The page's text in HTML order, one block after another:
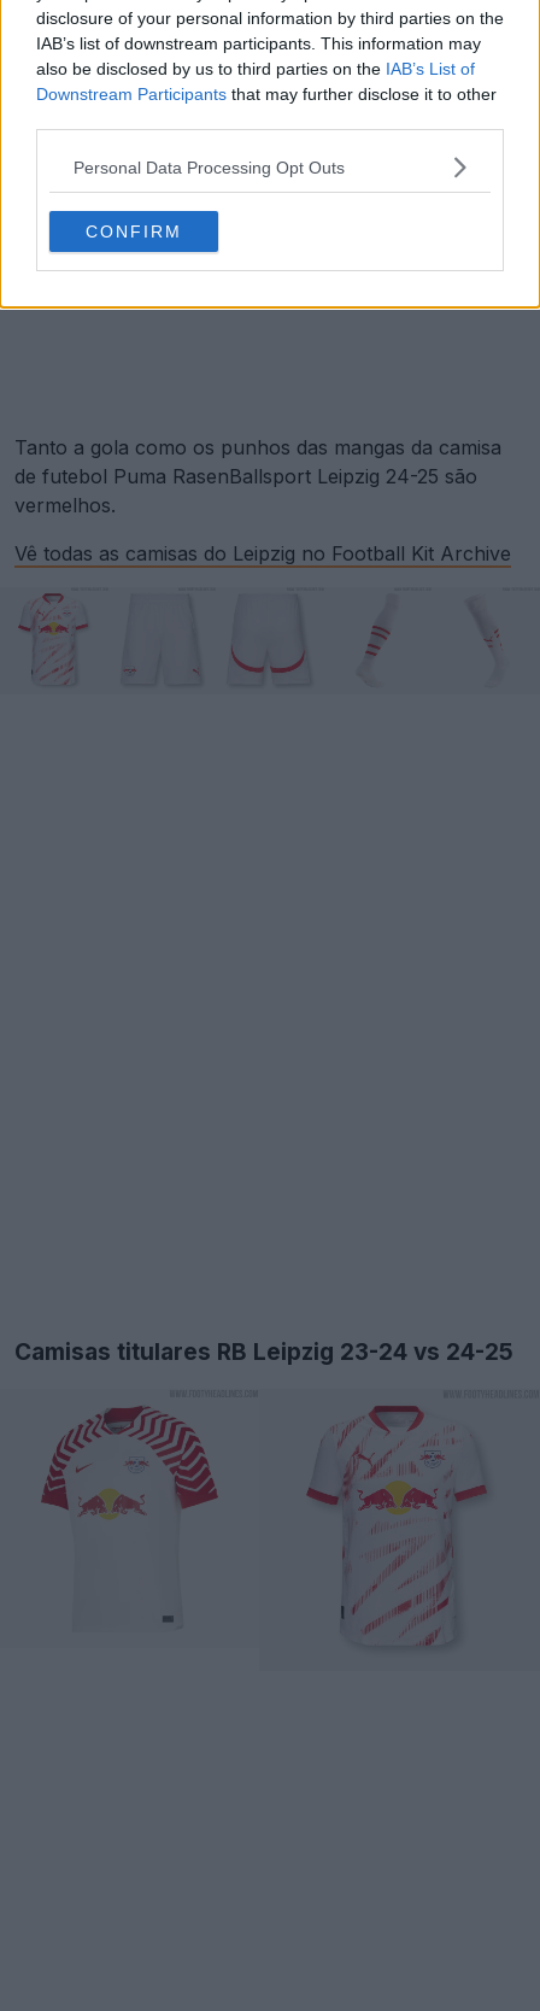
disclosure of your personal information by third parties on the
IAB’s list of downstream participants. This information may
also be disclosed by us to third parties on the IAB’s List of
Downstream Participants that may further disclose it to other
Personal Data Processing Opt Outs
CONFIRM
Tanto a gola como os punhos das mangas da camisa
de futebol Puma RasenBallsport Leipzig 24-25 são
vermelhos.
Vê todas as camisas do Leipzig no Football Kit Archive
Camisas titulares RB Leipzig 23-24 vs 24-25